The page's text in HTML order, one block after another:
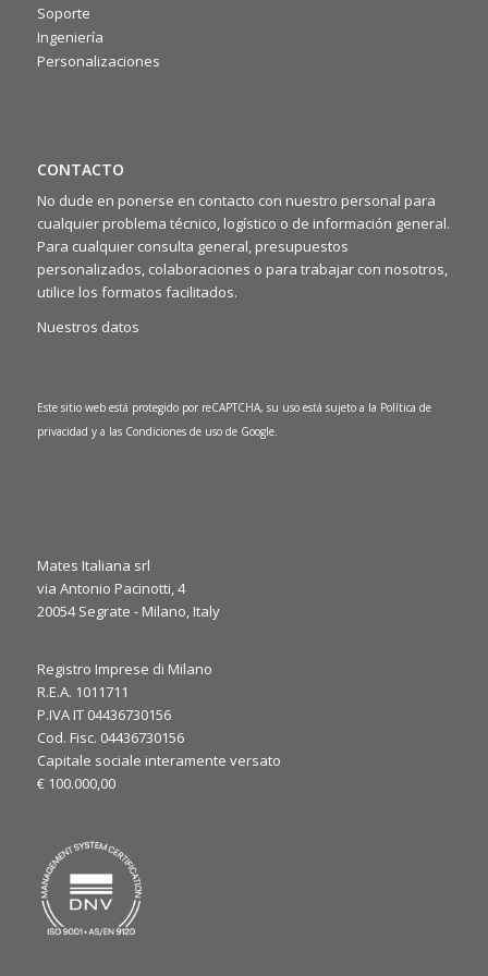
rafforzando lo spirito di squadra 🤝
0 1 Twitter
·Jue 6 marzo, 2025
It’s the final day at JEC World 2025! ⏳
We’re here to discuss your needs and explore how our
expertise can support your applications. Let’s make the most
of the last day, see you at our booth!
Soporte
Ingeniería
Personalizaciones
CONTACTO
No dude en ponerse en contacto con nuestro personal para
cualquier problema técnico, logístico o de información general.
Para cualquier consulta general, presupuestos
personalizados, colaboraciones o para trabajar con nosotros,
utilice los formatos facilitados.
Nuestros datos
Este sitio web está protegido por reCAPTCHA, su uso está sujeto a la Política de
privacidad y a las Condiciones de uso de Google.
Mates Italiana srl
via Antonio Pacinotti, 4
20054 Segrate - Milano, Italy
Registro Imprese di Milano
R.E.A. 1011711
P.IVA IT 04436730156
Cod. Fisc. 04436730156
Capitale sociale interamente versato
€ 100.000,00